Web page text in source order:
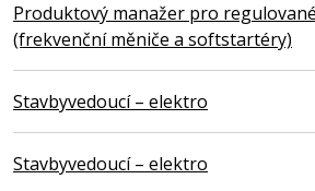
Produktový manažer pro
(frekvenční měniče a softstartéry)
Stavbyvedoucí – elektro
Stavbyvedoucí – elektro